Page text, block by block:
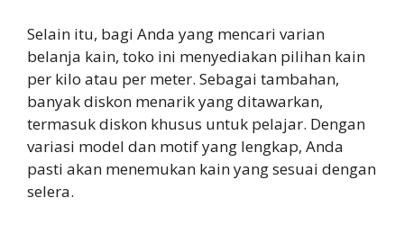
Selain itu, bagi Anda yang mencari varian
belanja kain, toko ini menyediakan pilihan kain
per kilo atau per meter. Sebagai tambahan,
banyak diskon menarik yang ditawarkan,
termasuk diskon khusus untuk pelajar. Dengan
variasi model dan motif yang lengkap, Anda
pasti akan menemukan kain yang sesuai dengan
selera.